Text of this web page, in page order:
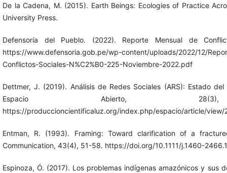
De la Cadena, M. (2015). Earth Beings: Ecologies of Practice
University Press.
Defensoría del Pueblo. (2022). Reporte Mensual de
https://www.defensoria.gob.pe/wp-content/uploads/2022/12/
Conflictos-Sociales-N%C2%B0-225-Noviembre-2022.pdf
Dettmer, J. (2019). Análisis de Redes Sociales (ARS): Estado
Espacio Abierto,
https://produccioncientificaluz.org/index.php/espacio/article/view/
Entman, R. (1993). Framing: Toward clarification of a
Communication, 43(4), 51-58. https://doi.org/10.1111/j.1460-
Espinoza, Ó. (2017). Los problemas indígenas amazónicos y sus